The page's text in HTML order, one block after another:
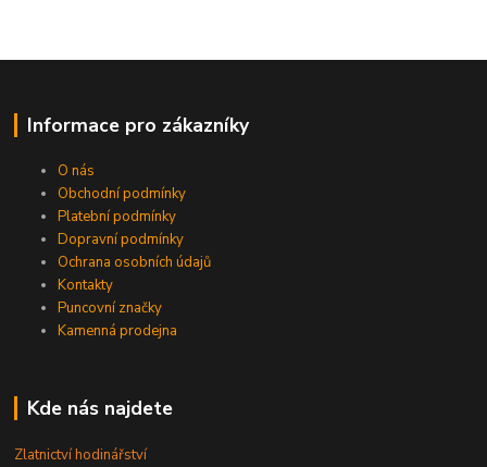
Informace pro zákazníky
O nás
Obchodní podmínky
Platební podmínky
Dopravní podmínky
Ochrana osobních údajů
Kontakty
Puncovní značky
Kamenná prodejna
Kde nás najdete
Zlatnictví hodinářství